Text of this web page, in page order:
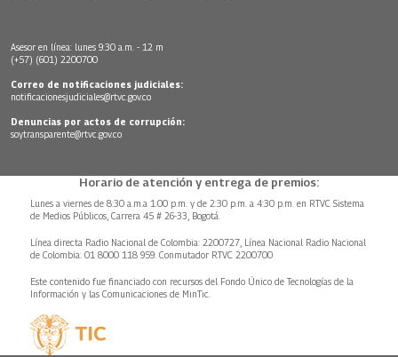
Asesor en línea: lunes 9:30 a.m. - 12 m
(+57) (601) 2200700
Correo de notificaciones judiciales:
notificacionesjudiciales@rtvc.gov.co
Denuncias por actos de corrupción:
soytransparente@rtvc.gov.co
Horario de atención y entrega de premios:
Lunes a viernes de 8:30 a.m.a 1:00 p.m. y de 2:30 p.m. a 4:30 p.m. en RTVC Sistema
de Medios Públicos, Carrera 45 # 26-33, Bogotá.
Línea directa Radio Nacional de Colombia: 2200727, Línea Nacional Radio Nacional
de Colombia: 01 8000 118 959. Conmutador RTVC 2200700
Este contenido fue financiado con recursos del Fondo Único de Tecnologías de la
Información y las Comunicaciones de MinTic.